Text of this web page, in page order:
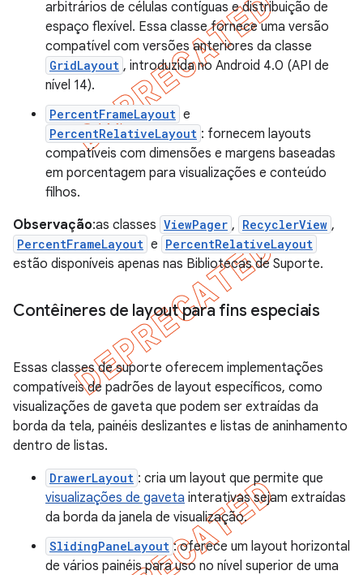
arbitrários de células contíguas e distribuição de
espaço flexível. Essa classe fornece uma versão
compatível com versões anteriores da classe
GridLayout , introduzida no Android 4.0 (API de
nível 14).
PercentFrameLayout e
PercentRelativeLayout : fornecem layouts
compatíveis com dimensões e margens baseadas
em porcentagem para visualizações e conteúdo
filhos.
Observação:as classes ViewPager , RecyclerView ,
PercentFrameLayout e PercentRelativeLayout
estão disponíveis apenas nas Bibliotecas de Suporte.
Contêineres de layout para fins especiais
Essas classes de suporte oferecem implementações
compatíveis de padrões de layout específicos, como
visualizações de gaveta que podem ser extraídas da
borda da tela, painéis deslizantes e listas de aninhamento
dentro de listas.
DrawerLayout : cria um layout que permite que
visualizações de gaveta interativas sejam extraídas
da borda da janela de visualização.
SlidingPaneLayout : oferece um layout horizontal
de vários painéis para uso no nível superior de uma